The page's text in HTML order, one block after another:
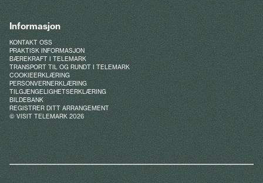
Informasjon
KONTAKT OSS
PRAKTISK INFORMASJON
BÆREKRAFT I TELEMARK
TRANSPORT TIL OG RUNDT I TELEMARK
COOKIEERKLÆRING
PERSONVERNERKLÆRING
TILGJENGELIGHETSERKLÆRING
BILDEBANK
REGISTRER DITT ARRANGEMENT
© VISIT TELEMARK 2026